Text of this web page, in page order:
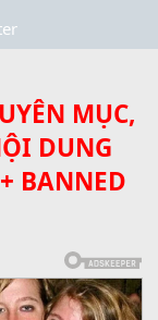
MỤC,
DUNG
BANNED